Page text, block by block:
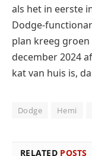
als het in eerste
Dodge-
plan kreeg groen
december 2024
kat van huis is,
Dodge Hemi
RELATED POSTS